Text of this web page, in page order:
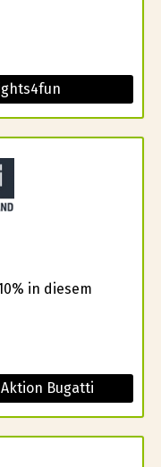
in diesem
Bugatti